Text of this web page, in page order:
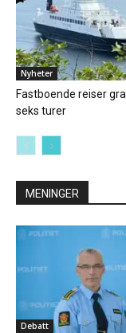
Nyheter
Fastboende reiser
seks turer
MENINGER
Debatt